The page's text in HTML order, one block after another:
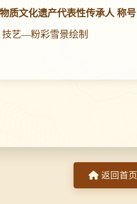
质文化遗产代表性传承人 称号
艺—粉彩雪景绘制
返回首页